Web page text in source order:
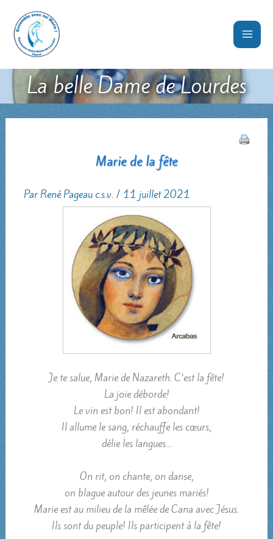
contenu
La belle Dame de Lourdes
Marie de la fête
ParRené Pageau c.s.v. / 11 juillet 2021
Je te salue, Marie de Nazareth. C’est la fête!
La joie déborde!
Le vin est bon! Il est abondant!
Il allume le sang, réchauffe les cœurs,
délie les langues…
On rit, on chante, on danse,
on blague autour des jeunes mariés!
Marie est au milieu de la mêlée de Cana avec Jésus.
Ils sont du peuple! Ils participent à la fête!